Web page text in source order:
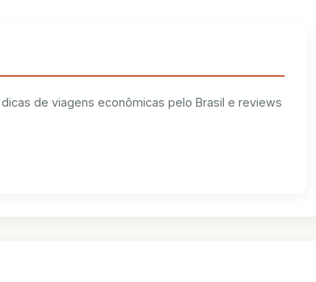
de viagens econômicas pelo Brasil e reviews